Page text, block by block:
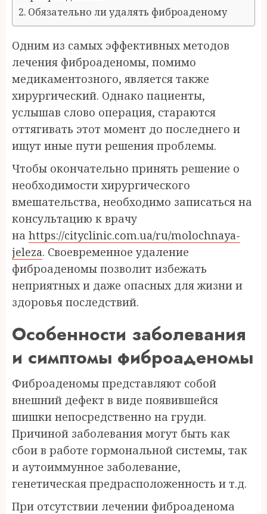
Обязательно ли удалять фиброаденому
Одним из самых эффективных методов
лечения фиброаденомы, помимо
медикаментозного, является также
хирургический. Однако пациенты,
услышав слово операция, стараются
оттягивать этот момент до последнего и
ищут иные пути решения проблемы.
Чтобы окончательно принять решение о
необходимости хирургического
вмешательства, необходимо записаться на
консультацию к врачу
на https://cityclinic.com.ua/ru/molochnaya-
jeleza. Своевременное удаление
фиброаденомы позволит избежать
неприятных и даже опасных для жизни и
здоровья последствий.
Особенности заболевания
и симптомы фиброаденомы
Фиброаденомы представляют собой
внешний дефект в виде появившейся
шишки непосредственно на груди.
Причиной заболевания могут быть как
сбои в работе гормональной системы, так
и аутоиммунное заболевание,
генетическая предрасположенность и т.д.
При отсутствии лечении фиброаденома